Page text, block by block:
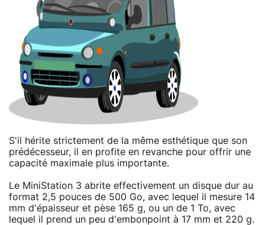
S'il hérite strictement de la même esthétique que son
prédécesseur, il en profite en revanche pour offrir une
capacité maximale plus importante.
Le MiniStation 3 abrite effectivement un disque dur au
format 2,5 pouces de 500 Go, avec lequel il mesure 14
mm d'épaisseur et pèse 165 g, ou un de 1 To, avec
lequel il prend un peu d'embonpoint à 17 mm et 220 g.